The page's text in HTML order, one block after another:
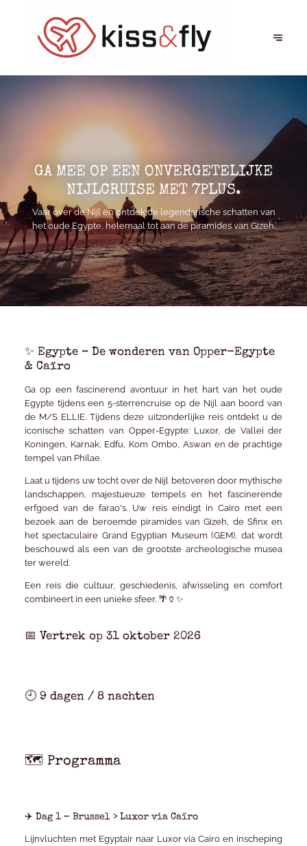
GA MEE OP EEN ONVERGETELIJKE
NIJLCRUISE MET 7PLUS.
Vaar over de Nijl en ontdek de legendarische schatten van
het oude Egypte, helemaal tot aan de piramides van Gizeh.
✨ Egypte – De wonderen van Opper-Egypte
& Caïro
Ga op een fascinerend avontuur in het hart van het oude
Egypte tijdens een 5-sterrencruise op de Nijl aan boord van
de M/S ELLIE. Tijdens deze uitzonderlijke reis ontdekt u de
iconische schatten van Opper-Egypte: Luxor, de Vallei der
Koningen, Karnak, Edfu, Kom Ombo, Aswan en de prachtige
tempel van Philae.
Laat u tijdens uw tocht over de Nijl betoveren door mythische
landschappen, majestueuze tempels en het fascinerende
erfgoed van de farao's. Uw reis eindigt in Caïro met een
bezoek aan de beroemde piramides van Gizeh, de Sfinx en
het spectaculaire Grand Egyptian Museum (GEM), dat wordt
beschouwd als een van de grootste archeologische musea
ter wereld.
Een reis die cultuur, geschiedenis, afwisseling en comfort
combineert in een unieke sfeer. 🌴🏺✨
📅 Vertrek op 31 oktober 2026
🕘 9 dagen / 8 nachten
🗺️ Programma
✈️ Dag 1 – Brussel > Luxor via Caïro
Lijnvluchten met Egyptair naar Luxor via Caïro en inscheping